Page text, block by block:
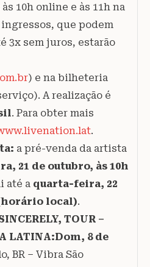
10h online e às 11h na
que podem
3x sem juros, estarão
) e na bilheteria
A realização é
. Para obter mais
.
a pré-venda da artista
21 de outubro, às 10h
até a quarta-feira, 22
local).
TOUR –
LATINA:Dom, 8 de
BR – Vibra São